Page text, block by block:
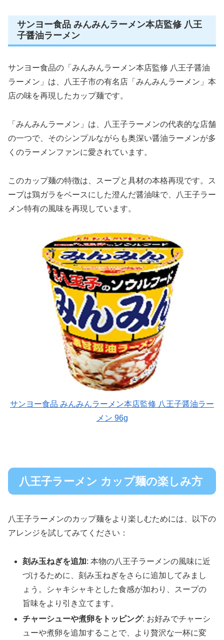
サンヨー食品 みんみんラーメン本店監修 八王
子醤油ラーメン
サンヨー食品の「みんみんラーメン本店監修 八王子醤油
ラーメン」は、八王子市の有名店「みんみんラーメン」本
店の味を再現したカップ麺です。
「みんみんラーメン」は、八王子ラーメンの代表的な店舗
の一つで、そのシンプルながらも奥深い醤油ラーメンが多
くのラーメンファンに愛されています。
このカップ麺の特徴は、スープと具材の本格再現です。ス
ープは鶏ガラをベースにした澄んだ醤油味で、八王子ラー
メン特有の風味を再現しています。
サンヨー食品 みんみんラーメン本店監修 八王子醤油ラー
メン 96g
八王子ラーメン カップ麺の楽しみ方
八王子ラーメンのカップ麺をより楽しむためには、以下の
アレンジを試してみてください：
刻み玉ねぎを追加: 本物の八王子ラーメンの風味に近
づけるために、刻み玉ねぎをさらに追加してみまし
ょう。シャキシャキとした食感が加わり、スープの
旨味をより引き立てます。
チャーシューや煮卵をトッピング: お好みでチャーシ
ューや煮卵を追加することで、より贅沢な一杯に変